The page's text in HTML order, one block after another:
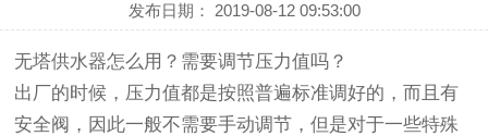
发布日期： 2019-08-12 09:53:00
无塔供水器怎么用？需要调节压力值吗？
出厂的时候，压力值都是按照普遍标准调好的，而且有
安全阀，因此一般不需要手动调节，但是对于一些特殊